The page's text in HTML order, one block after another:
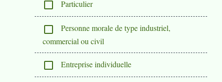
check_box_outline_blank Particulier
check_box_outline_blank
Personne morale de type industriel,
commercial ou civil
check_box_outline_blank Entreprise individuelle